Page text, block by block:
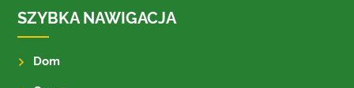
SZYBKA NAWIGACJA
Dom